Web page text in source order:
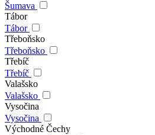
Šumava
Tábor
Tábor
Třeboňsko
Třeboňsko
Třebíč
Třebíč
Valašsko
Valašsko
Vysočina
Vysočina
Východné Čechy